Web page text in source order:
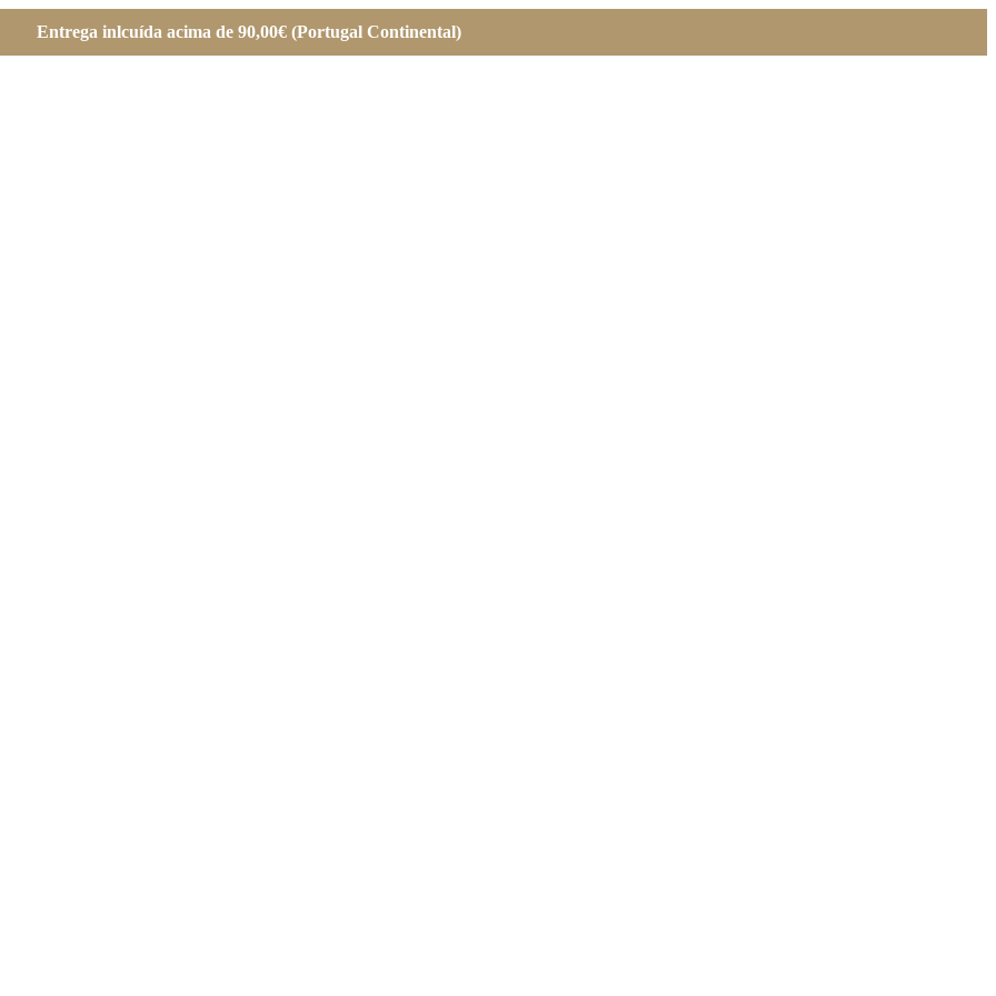
Entrega inlcuída acima de 90,00€ (Portugal Continental)